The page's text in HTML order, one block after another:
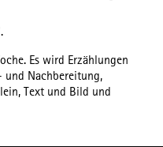
Es wird Erzählungen
und Nachbereitung,
Text und Bild und